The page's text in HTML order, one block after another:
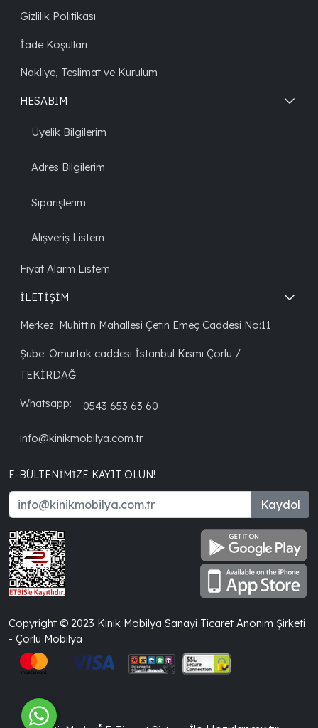
Gizlilik Politikası
İade Koşulları
Nakliye, Teslimat ve Kurulum
HESABIM
Üyelik Bilgilerim
Adres Bilgilerim
Siparişlerim
Alışveriş Listem
Fiyat Alarm Listem
İLETİŞİM
Merkez: Muhittin Mahallesi Çetin Emeç Caddesi No:11
Şube: Omurtak caddesi İstanbul Kısmı Çorlu /
TEKİRDAĞ
Whatsapp: 0543 653 63 60
info@kinikmobilya.com.tr
E-BÜLTENIMIZE KAYIT OLUN!
Kaydol
Copyright © 2023 Kınık Mobilya Sanayi Ticaret Anonim Şirketi
- Çorlu Mobilya